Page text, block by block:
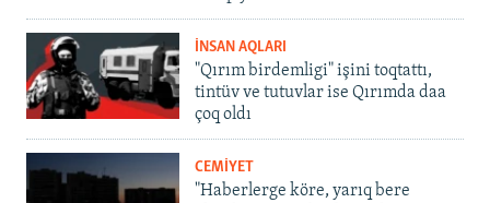
İNSAN AQLARI
"Qırım birdemligi" işini toqtattı,
tintüv ve tutuvlar ise Qırımda daa
çoq oldı
CEMİYET
"Haberlerge köre, yarıq bere